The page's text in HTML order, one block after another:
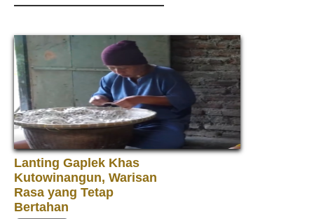
Lanting Gaplek Khas
Kutowinangun, Warisan
Rasa yang Tetap
Bertahan